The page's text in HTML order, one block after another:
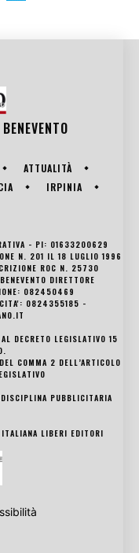
BENEVENTO
ATTUALITÀ
IRPINIA
- PI: 01633200629
N. 201 IL 18 LUGLIO 1996
ROC N. 25730
DIRETTORE
082450469
0824355185 -
DECRETO LEGISLATIVO 15
COMMA 2 DELL’ARTICOLO
PUBBLICITARIA
ITALIANA LIBERI EDITORI